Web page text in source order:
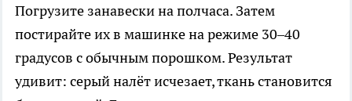
Погрузите занавески на полчаса. Затем
постирайте их в машинке на режиме 30–40
градусов с обычным порошком. Результат
удивит: серый налёт исчезает, ткань становится